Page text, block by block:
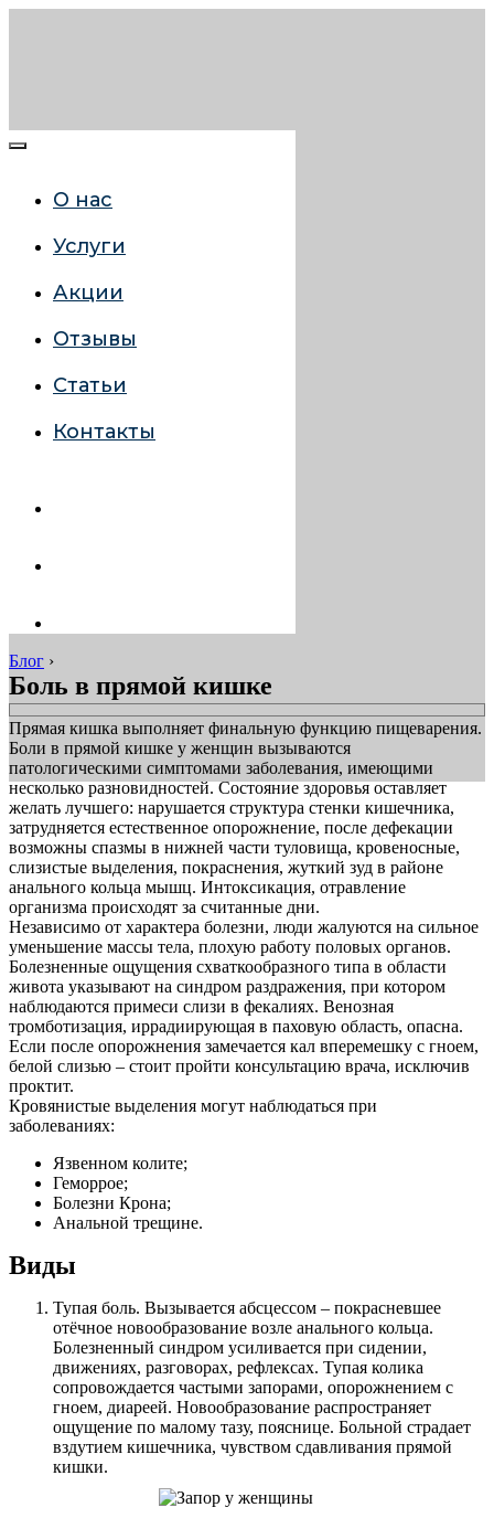
О нас
Услуги
Акции
Отзывы
Статьи
Контакты
Блог ›
Боль в прямой кишке
Прямая кишка выполняет финальную функцию пищеварения.
Боли в прямой кишке у женщин вызываются
патологическими симптомами заболевания, имеющими
несколько разновидностей. Состояние здоровья оставляет
желать лучшего: нарушается структура стенки кишечника,
затрудняется естественное опорожнение, после дефекации
возможны спазмы в нижней части туловища, кровеносные,
слизистые выделения, покраснения, жуткий зуд в районе
анального кольца мышц. Интоксикация, отравление
организма происходят за считанные дни.
Независимо от характера болезни, люди жалуются на сильное
уменьшение массы тела, плохую работу половых органов.
Болезненные ощущения схваткообразного типа в области
живота указывают на синдром раздражения, при котором
наблюдаются примеси слизи в фекалиях. Венозная
тромботизация, иррадиирующая в паховую область, опасна.
Если после опорожнения замечается кал вперемешку с гноем,
белой слизью – стоит пройти консультацию врача, исключив
проктит.
Кровянистые выделения могут наблюдаться при
заболеваниях:
Язвенном колите;
Геморрое;
Болезни Крона;
Анальной трещине.
Виды
Тупая боль. Вызывается абсцессом – покрасневшее
отёчное новообразование возле анального кольца.
Болезненный синдром усиливается при сидении,
движениях, разговорах, рефлексах. Тупая колика
сопровождается частыми запорами, опорожнением с
гноем, диареей. Новообразование распространяет
ощущение по малому тазу, пояснице. Больной страдает
вздутием кишечника, чувством сдавливания прямой
кишки.